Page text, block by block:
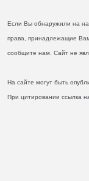
Если Вы обнаружили на
права, принадлежащие
сообщите нам. Сайт не
На сайте могут быть
При цитировании ссылка